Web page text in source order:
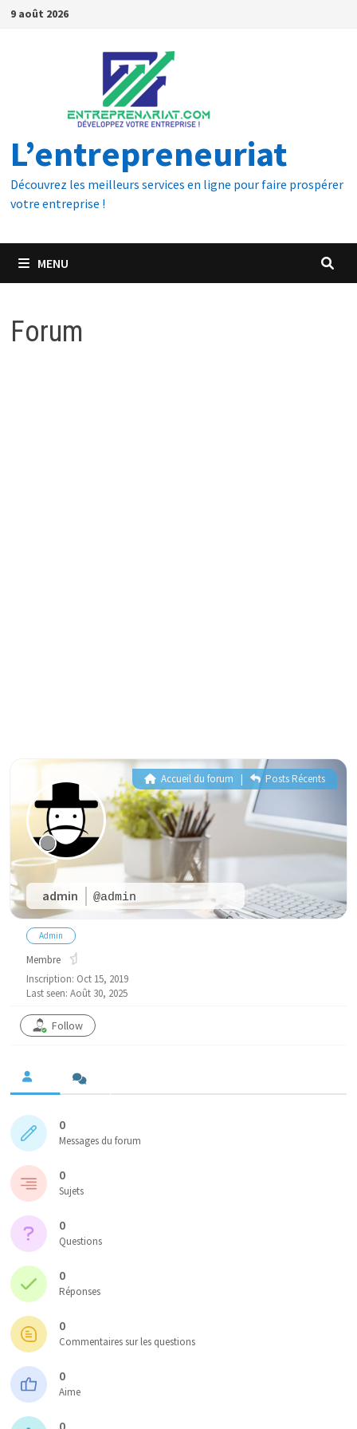
9 août 2026
L’entrepreneuriat
Découvrez les meilleurs services en ligne pour faire prospérer
votre entreprise !
MENU
Forum
admin @admin
Accueil du forum | Posts Récents
Admin
Membre
Inscription: Oct 15, 2019
Last seen: Août 30, 2025
Follow
0
Messages du forum
0
Sujets
0
Questions
0
Réponses
0
Commentaires sur les questions
0
Aime
0